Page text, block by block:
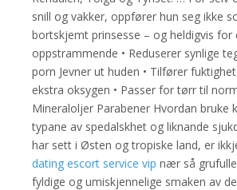
snill og vakker, oppfører hun seg ikke
bortskjemt prinsesse – og heldigvis for
oppstrammende • Reduserer synlige
porn Jevner ut huden • Tilfører
ekstra oksygen • Passer for tørr til
Mineraloljer Parabener Hvordan bruke
typane av spedalskhet og liknande
har sett i Østen og tropiske land, er
dating escort service vip nær så
fyldige og umiskjennelige smaken av